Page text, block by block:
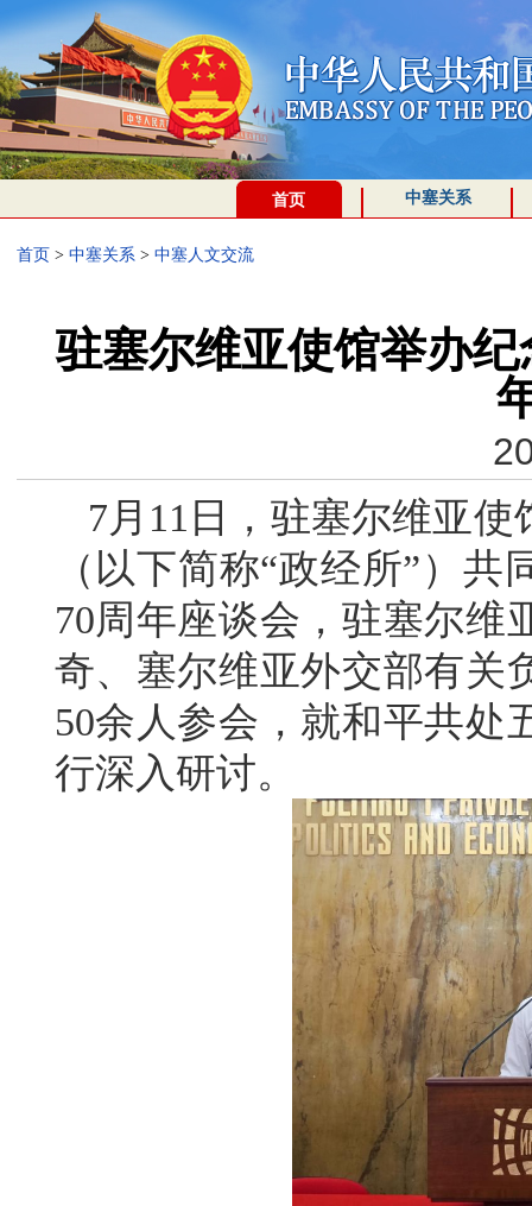
首页 中塞关系
首页 > 中塞关系> 中塞人文交流
驻塞尔维亚使馆举办
7月11日，驻塞尔维亚
（以下简称“政经所”）
70周年座谈会，驻塞尔维
奇、塞尔维亚外交部有关
50余人参会，就和平共处
行深入研讨。